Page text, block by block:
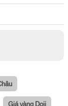
Giá vàng Doji